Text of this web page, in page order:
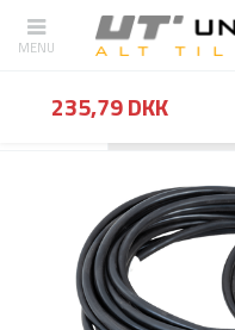
235,79 DKK